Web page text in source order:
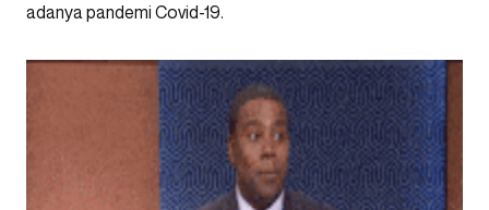
adanya pandemi Covid-19.